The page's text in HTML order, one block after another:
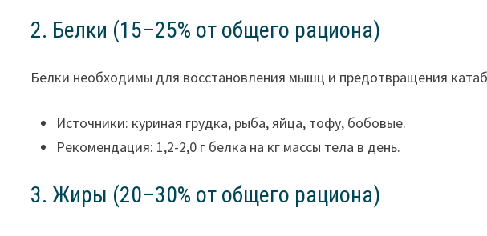
2. Белки (15–25% от общего рациона)
Белки необходимы для восстановления мышц и предотвращения
Источники: куриная грудка, рыба, яйца, тофу, бобовые.
Рекомендация: 1,2-2,0 г белка на кг массы тела в день.
3. Жиры (20–30% от общего рациона)